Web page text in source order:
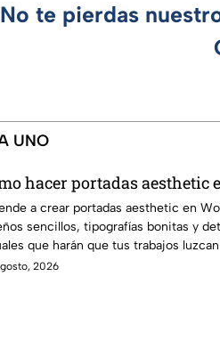
te pierdas
UNO
hacer portadas aesthetic
a crear portadas aesthetic en
sencillos, tipografías bonitas y
que harán que tus trabajos luzcan
2026